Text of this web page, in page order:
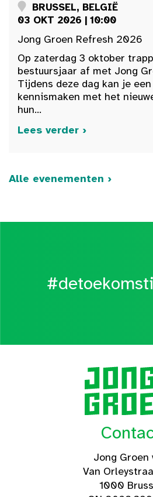
BRUSSEL, BELGIË
03 OKT 2026 | 10:00
Jong Groen Refresh 2026
Op zaterdag 3 oktober
bestuursjaar af met Jong
Tijdens deze dag kan je
kennismaken met het
hun...
Lees verder ›
Alle evenementen ›
Jong Groen
Van
1000